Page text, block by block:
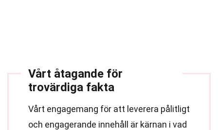
Vårt åtagande för
trovärdiga fakta
Vårt engagemang för att leverera pålitligt
och engagerande innehåll är kärnan i vad